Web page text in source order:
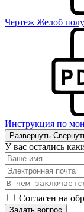
Чертеж Желоб
Инструкция по
Развернуть
У вас остались
Согласен на
Задать вопрос